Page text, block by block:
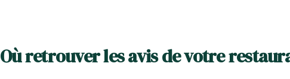
Où retrouver les avis de votre